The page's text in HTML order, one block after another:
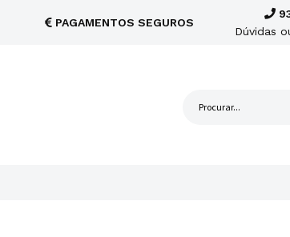
PAGAMENTOS SEGUROS
Dúvidas